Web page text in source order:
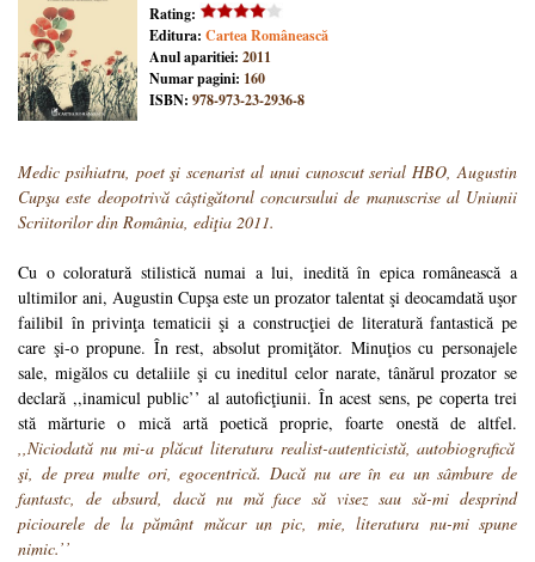
Rating:
Editura: Cartea Românească
Anul aparitiei: 2011
Numar pagini: 160
ISBN: 978-973-23-2936-8
Medic psihiatru, poet şi scenarist al unui cunoscut serial HBO, Augustin
Cupşa este deopotrivă câștigătorul concursului de manuscrise al Uniunii
Scriitorilor din România, ediţia 2011.
Cu o coloratură stilistică numai a lui, inedită în epica românească a
ultimilor ani, Augustin Cupşa este un prozator talentat şi deocamdată uşor
failibil în privinţa tematicii şi a construcţiei de literatură fantastică pe
care şi-o propune. În rest, absolut promiţător. Minuţios cu personajele
sale, migălos cu detaliile şi cu ineditul celor narate, tânărul prozator se
declară ,,inamicul public’’ al autoficţiunii. În acest sens, pe coperta trei
stă mărturie o mică artă poetică proprie, foarte onestă de altfel.
,,Niciodată nu mi-a plăcut literatura realist-autenticistă, autobiografică
şi, de prea multe ori, egocentrică. Dacă nu are în ea un sâmbure de
fantastc, de absurd, dacă nu mă face să visez sau să-mi desprind
picioarele de la pământ măcar un pic, mie, literatura nu-mi spune
nimic.’’